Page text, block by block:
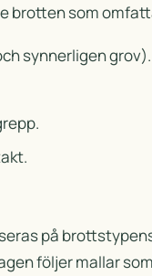
brotten som
synnerligen grov).
på
följer mallar